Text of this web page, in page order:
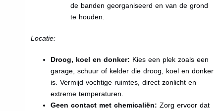
de banden georganiseerd en van de grond
te houden.
Locatie:
Droog, koel en donker: Kies een plek zoals een
garage, schuur of kelder die droog, koel en donker
is. Vermijd vochtige ruimtes, direct zonlicht en
extreme temperaturen.
Geen contact met chemicaliën: Zorg ervoor dat